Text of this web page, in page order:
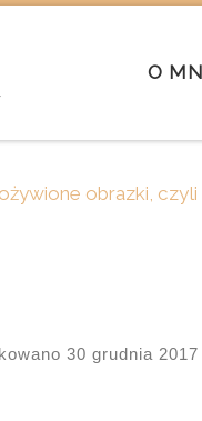
O
ożywione obrazki,
30 grudnia 2017